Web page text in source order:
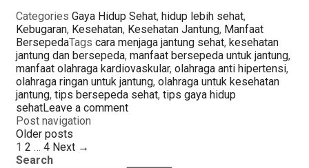
Categories Gaya Hidup Sehat, hidup lebih sehat,
Kebugaran, Kesehatan, Kesehatan Jantung, Manfaat
BersepedaTags cara menjaga jantung sehat, kesehatan
jantung dan bersepeda, manfaat bersepeda untuk jantung,
manfaat olahraga kardiovaskular, olahraga anti hipertensi,
olahraga ringan untuk jantung, olahraga untuk kesehatan
jantung, tips bersepeda sehat, tips gaya hidup
sehatLeave a comment
Post navigation
Older posts
1 2 … 4 Next →
Search